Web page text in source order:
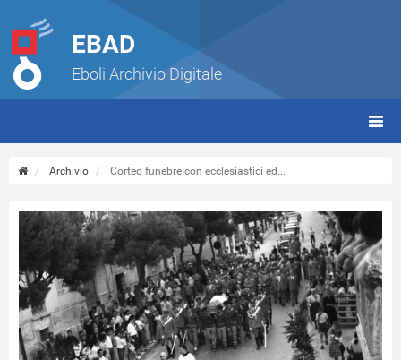
EBAD
Eboli Archivio Digitale
Archivio Corteo funebre con ecclesiastici ed...